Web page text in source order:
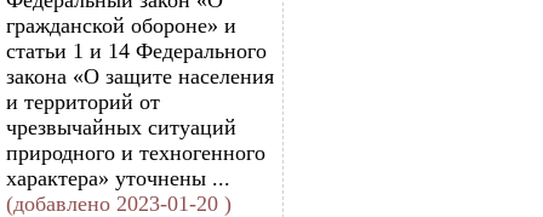
гражданской обороне» и
статьи 1 и 14 Федерального
закона «О защите населения
и территорий от
чрезвычайных ситуаций
природного и техногенного
характера» уточнены ...
(добавлено 2023-01-20 )